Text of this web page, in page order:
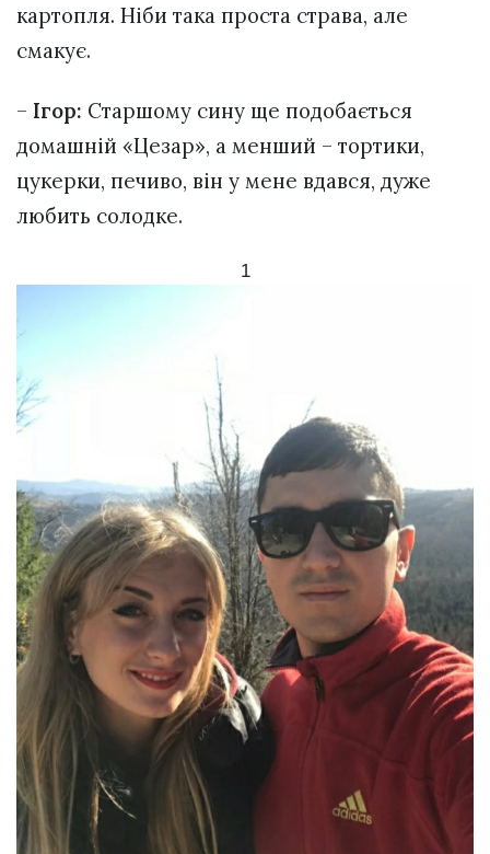
картопля. Ніби така проста страва, але
смакує.
– Ігор: Старшому сину ще подобається
домашній «Цезар», а менший – тортики,
цукерки, печиво, він у мене вдався, дуже
любить солодке.
1